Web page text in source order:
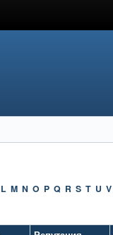
L M N O P Q R S T U V